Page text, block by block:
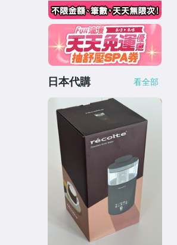
日本代購 看全部